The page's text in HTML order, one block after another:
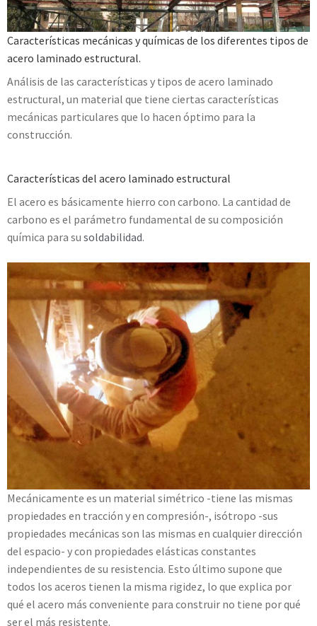
Características mecánicas y químicas de los diferentes tipos de
acero laminado estructural.
Análisis de las características y tipos de acero laminado
estructural, un material que tiene ciertas características
mecánicas particulares que lo hacen óptimo para la
construcción.
Características del acero laminado estructural
El acero es básicamente hierro con carbono. La cantidad de
carbono es el parámetro fundamental de su composición
química para su soldabilidad.
Mecánicamente es un material simétrico -tiene las mismas
propiedades en tracción y en compresión-, isótropo -sus
propiedades mecánicas son las mismas en cualquier dirección
del espacio- y con propiedades elásticas constantes
independientes de su resistencia. Esto último supone que
todos los aceros tienen la misma rigidez, lo que explica por
qué el acero más conveniente para construir no tiene por qué
ser el más resistente.